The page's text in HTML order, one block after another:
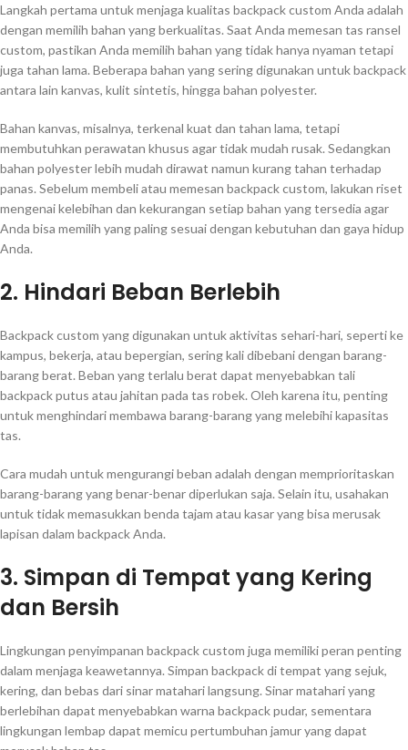
Langkah pertama untuk menjaga kualitas backpack custom Anda adalah
dengan memilih bahan yang berkualitas. Saat Anda memesan tas ransel
custom, pastikan Anda memilih bahan yang tidak hanya nyaman tetapi
juga tahan lama. Beberapa bahan yang sering digunakan untuk backpack
antara lain kanvas, kulit sintetis, hingga bahan polyester.
Bahan kanvas, misalnya, terkenal kuat dan tahan lama, tetapi
membutuhkan perawatan khusus agar tidak mudah rusak. Sedangkan
bahan polyester lebih mudah dirawat namun kurang tahan terhadap
panas. Sebelum membeli atau memesan backpack custom, lakukan riset
mengenai kelebihan dan kekurangan setiap bahan yang tersedia agar
Anda bisa memilih yang paling sesuai dengan kebutuhan dan gaya hidup
Anda.
2. Hindari Beban Berlebih
Backpack custom yang digunakan untuk aktivitas sehari-hari, seperti ke
kampus, bekerja, atau bepergian, sering kali dibebani dengan barang-
barang berat. Beban yang terlalu berat dapat menyebabkan tali
backpack putus atau jahitan pada tas robek. Oleh karena itu, penting
untuk menghindari membawa barang-barang yang melebihi kapasitas
tas.
Cara mudah untuk mengurangi beban adalah dengan memprioritaskan
barang-barang yang benar-benar diperlukan saja. Selain itu, usahakan
untuk tidak memasukkan benda tajam atau kasar yang bisa merusak
lapisan dalam backpack Anda.
3. Simpan di Tempat yang Kering
dan Bersih
Lingkungan penyimpanan backpack custom juga memiliki peran penting
dalam menjaga keawetannya. Simpan backpack di tempat yang sejuk,
kering, dan bebas dari sinar matahari langsung. Sinar matahari yang
berlebihan dapat menyebabkan warna backpack pudar, sementara
lingkungan lembap dapat memicu pertumbuhan jamur yang dapat